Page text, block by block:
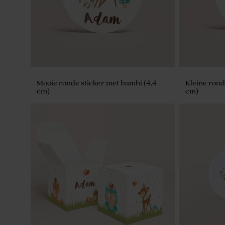
Mooie ronde sticker met bambi (4,4
cm)
Kleine
cm)